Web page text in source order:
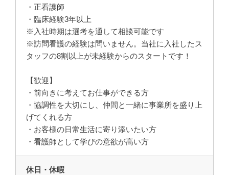
・正看護師
・臨床経験3年以上
※入社時期は選考を通して相談可能です
※訪問看護の経験は問いません。当社に入社したス
タッフの8割以上が未経験からのスタートです！
【歓迎】
・前向きに考えてお仕事ができる方
・協調性を大切にし、仲間と一緒に事業所を盛り上
げてくれる方
・お客様の日常生活に寄り添いたい方
・看護師として学びの意欲が高い方
休日・休暇